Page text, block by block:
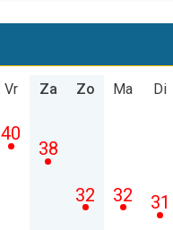
Vr
40
Za
38
Zo
32
Ma
32
Di
31